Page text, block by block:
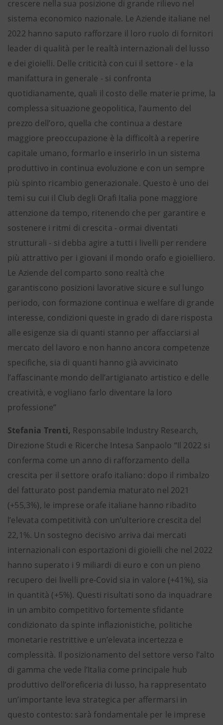
crescere nella sua posizione di grande rilievo nel
sistema economico nazionale. Le Aziende italiane nel
2022 hanno saputo rafforzare il loro ruolo di fornitori
leader di qualità per le realtà internazionali del lusso
e dei gioielli. Delle criticità con cui il settore - e la
manifattura in generale - si confronta
quotidianamente, quali il costo delle materie prime, la
complessa situazione geopolitica, l’aumento del
prezzo dell’oro, quella che continua a destare
maggiore preoccupazione è la difficoltà a reperire
capitale umano, formarlo e inserirlo in un sistema
produttivo in continua evoluzione e con un sempre
più spinto ricambio generazionale. Questo è uno dei
temi su cui il Club degli Orafi Italia pone maggiore
attenzione da tempo, ritenendo che per garantire e
sostenere i ritmi di crescita - ormai diventati
strutturali - si debba agire a tutti i livelli per rendere
più attrattivo per i giovani il mondo orafo e gioielliero.
Le Aziende del comparto sono realtà che
garantiscono posizioni lavorative sicure e sul lungo
periodo, con formazione continua e welfare di grande
interesse, condizioni queste in grado di dare risposta
alle esigenze sia di quanti stanno per affacciarsi al
mercato del lavoro e non hanno ancora competenze
specifiche, sia di quanti hanno già avvicinato
l’affascinante mondo dell’artigianato artistico e delle
creatività, e vogliano farlo diventare la loro
professione”
Stefania Trenti, Responsabile Industry Research,
Direzione Studi e Ricerche Intesa Sanpaolo “Il 2022 si
conferma come un anno di rafforzamento della
crescita per il settore orafo italiano: dopo il rimbalzo
del fatturato post pandemia maturato nel 2021
(+55,3%), le imprese orafe italiane hanno ribadito
l’elevata competitività con un’ulteriore crescita del
22,1%. Un sostegno decisivo arriva dai mercati
internazionali con esportazioni di gioielli che nel 2022
hanno superato i 9 miliardi di euro e con un pieno
recupero dei livelli pre-Covid sia in valore (+41%), sia
in quantità (+5%). Questi risultati sono da inquadrare
in un ambito competitivo fortemente sfidante
condizionato da spinte inflazionistiche, politiche
monetarie restrittive e un’elevata incertezza e
complessità. Il posizionamento del settore verso l’alto
di gamma che vede l’Italia come principale hub
produttivo dell’oreficeria di lusso, ha rappresentato
un’importante leva strategica per affermarsi in
questo contesto: sarà fondamentale per le imprese